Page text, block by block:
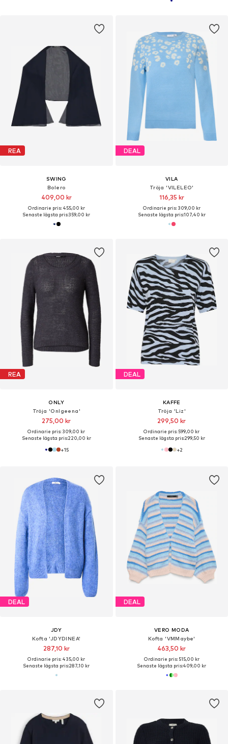
REA
SWING
Bolero
409,00 kr
Ordinarie pris: 455,00 kr
Senaste lägsta pris:359,00 kr
DEAL
VILA
Tröja 'VILELEO'
116,35 kr
Ordinarie pris: 309,00 kr
Senaste lägsta pris:107,40 kr
REA
ONLY
Tröja 'Onlgeena'
275,00 kr
Ordinarie pris: 309,00 kr
Senaste lägsta pris:220,00 kr
+15
DEAL
KAFFE
Tröja 'Liz'
299,50 kr
Ordinarie pris: 599,00 kr
Senaste lägsta pris:299,50 kr
+2
DEAL
JDY
Kofta 'JDYDINEA'
287,10 kr
Ordinarie pris: 435,00 kr
Senaste lägsta pris:287,10 kr
DEAL
VERO MODA
Kofta 'VMMaybe'
463,50 kr
Ordinarie pris: 515,00 kr
Senaste lägsta pris:409,00 kr